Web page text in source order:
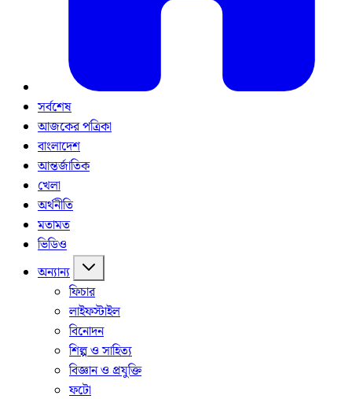
সর্বশেষ
আজকের পত্রিকা
বাংলাদেশ
আন্তর্জাতিক
খেলা
অর্থনীতি
মতামত
ভিডিও
অন্যান্য
ফিচার
লাইফস্টাইল
বিনোদন
শিল্প ও সাহিত্য
বিজ্ঞান ও প্রযুক্তি
ফটো